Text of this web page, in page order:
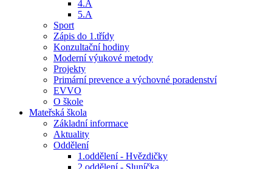
4.A
5.A
Sport
Zápis do 1.třídy
Konzultační hodiny
Moderní výukové metody
Projekty
Primární prevence a výchovné poradenství
EVVO
O škole
Mateřská škola
Základní informace
Aktuality
Oddělení
1.oddělení - Hvězdičky
2.oddělení - Sluníčka